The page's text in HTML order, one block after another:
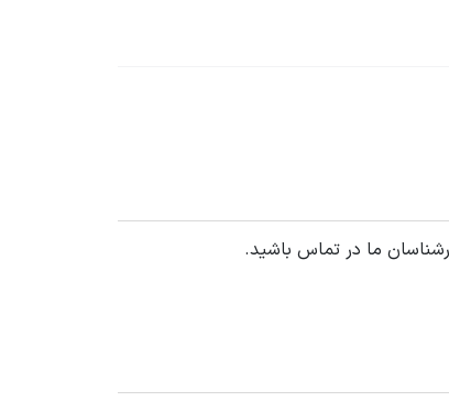
ما در تماس باشید.